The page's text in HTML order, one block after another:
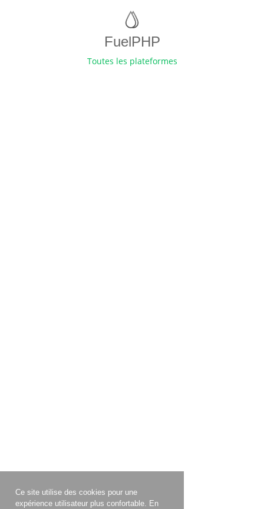
Ce site utilise des cookies pour une
expérience utilisateur plus confortable. En
FuelPHP
Toutes les plateformes